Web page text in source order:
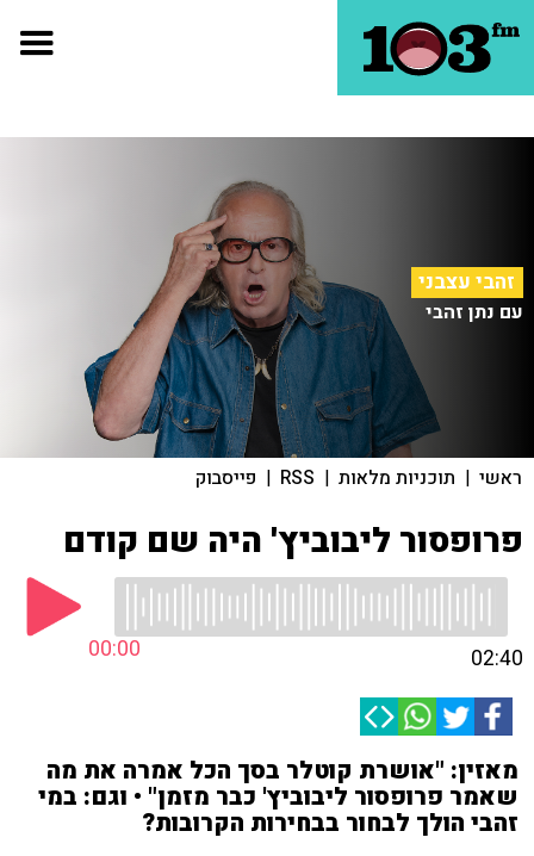
זהבי עצבני
עם נתן זהבי
ראשי | תוכניות מלאות |
RSS
| פייסבוק
פרופסור ליבוביץ' היה שם קודם
00:00 02:40
מאזין: "אושרת קוטלר בסך הכל אמרה את מה
שאמר פרופסור ליבוביץ' כבר מזמן" • וגם: במי
זהבי הולך לבחור בבחירות הקרובות?